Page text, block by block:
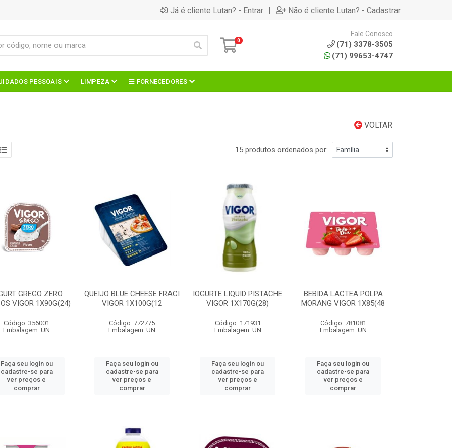
Já é cliente Lutan? - Entrar | Não é cliente Lutan? - Cadastrar
0
Fale Conosco
(71) 3378-3505
(71) 99653-4747
PESSOAIS LIMPEZA FORNECEDORES
VOLTAR
15 produtos ordenados por:
GREGO ZERO
VIGOR 1X90G(24)
Código: 356001
Embalagem: UN
Faça seu login ou
cadastre-se para
ver preços e
comprar
QUEIJO BLUE CHEESE FRACI
VIGOR 1X100G(12
Código: 772775
Embalagem: UN
Faça seu login ou
cadastre-se para
ver preços e
comprar
IOGURTE LIQUID PISTACHE
VIGOR 1X170G(28)
Código: 171931
Embalagem: UN
Faça seu login ou
cadastre-se para
ver preços e
comprar
BEBIDA LACTEA POLPA
MORANG VIGOR 1X85(48
Código: 781081
Embalagem: UN
Faça seu login ou
cadastre-se para
ver preços e
comprar